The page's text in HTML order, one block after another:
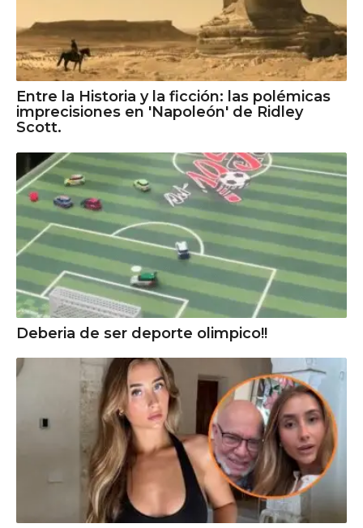
Entre la Historia y la ficción: las polémicas
imprecisiones en 'Napoleón' de Ridley
Scott.
Deberia de ser deporte olimpico!!